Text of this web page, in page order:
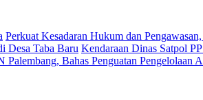
Perkuat Kesadaran Hukum dan
Desa Taba Baru Kendaraan Dinas Satpol
Bahas Penguatan Pengelolaan